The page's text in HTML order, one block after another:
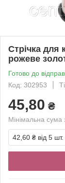
Стрічка для
рожеве
Готово до
Код: 302953
45,80 ₴
Мінімальна
42,60 ₴ від 5 шт.